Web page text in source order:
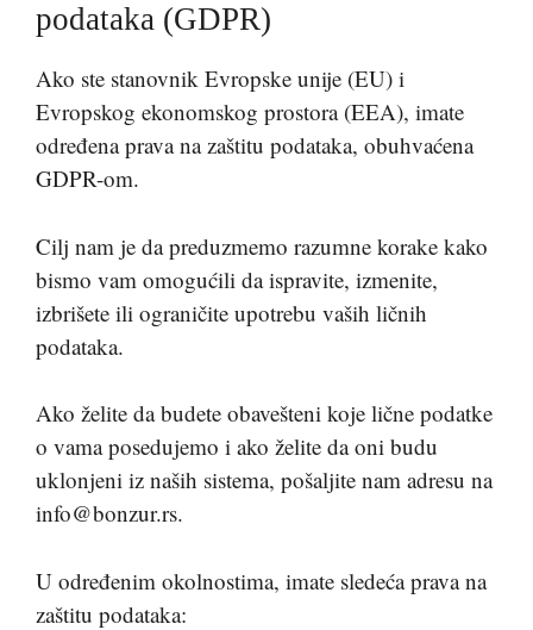
podataka (GDPR)
Ako ste stanovnik Evropske unije (EU) i
Evropskog ekonomskog prostora (EEA), imate
određena prava na zaštitu podataka, obuhvaćena
GDPR-om.
Cilj nam je da preduzmemo razumne korake kako
bismo vam omogućili da ispravite, izmenite,
izbrišete ili ograničite upotrebu vaših ličnih
podataka.
Ako želite da budete obavešteni koje lične podatke
o vama posedujemo i ako želite da oni budu
uklonjeni iz naših sistema, pošaljite nam adresu na
info@bonzur.rs.
U određenim okolnostima, imate sledeća prava na
zaštitu podataka: